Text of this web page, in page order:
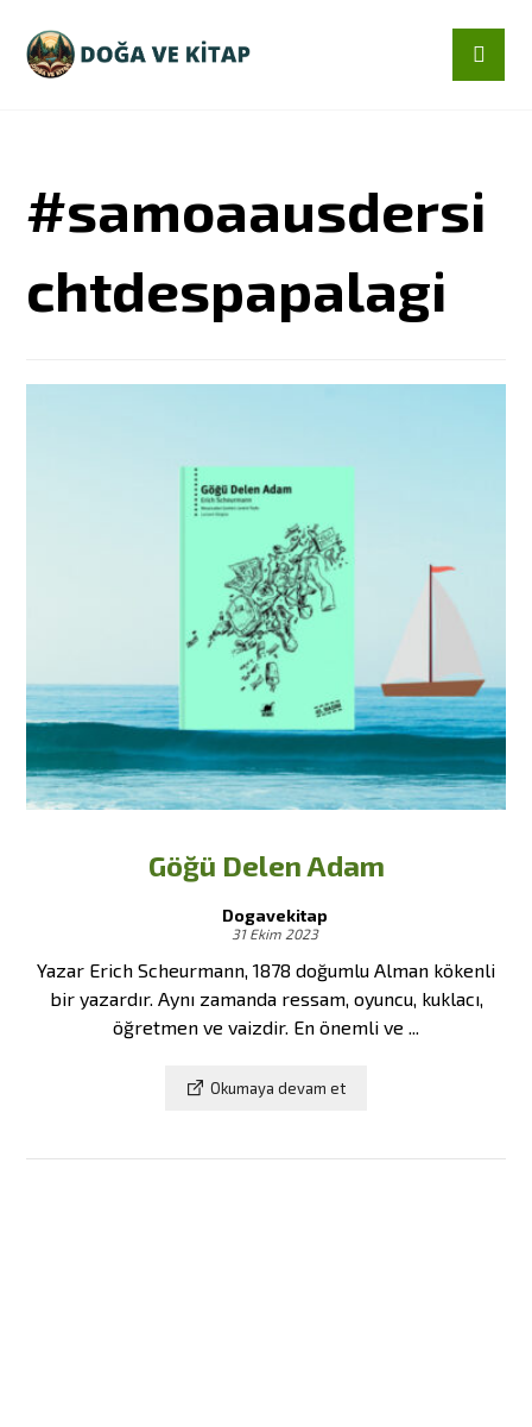
#samoaausdersi
chtdespapalagi
Göğü Delen Adam
Dogavekitap
31 Ekim 2023
Yazar Erich Scheurmann, 1878 doğumlu Alman kökenli
bir yazardır. Aynı zamanda ressam, oyuncu, kuklacı,
öğretmen ve vaizdir. En önemli ve ...
Okumaya devam et